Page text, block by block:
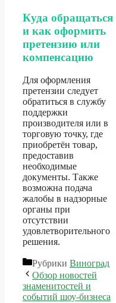
Куда обращаться
и как оформить
претензию или
компенсацию
Для оформления
претензии следует
обратиться в службу
поддержки
производителя или в
торговую точку, где
приобретён товар,
предоставив
необходимые
документы. Также
возможна подача
жалобы в надзорные
органы при
отсутствии
удовлетворительного
решения.
Рубрики Виноград
Обзор новостей
знаменитостей и
событий шоу-бизнеса